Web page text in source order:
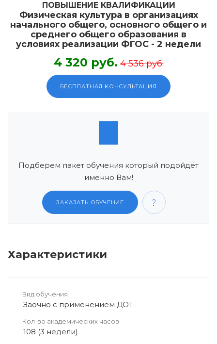
ПОВЫШЕНИЕ КВАЛИФИКАЦИИ
Физическая культура в организациях
начального общего, основного общего и
среднего общего образования в
условиях реализации ФГОС - 2 недели
4 320 руб. 4 536 руб.
БЕСПЛАТНАЯ КОНСУЛЬТАЦИЯ
Подберем пакет обучения который подойдёт
именно Вам!
ЗАКАЗАТЬ ОБУЧЕНИЕ
Характеристики
Вид обучения
Заочно с применением ДОТ
Кол-во академических часов
108 (3 недели)